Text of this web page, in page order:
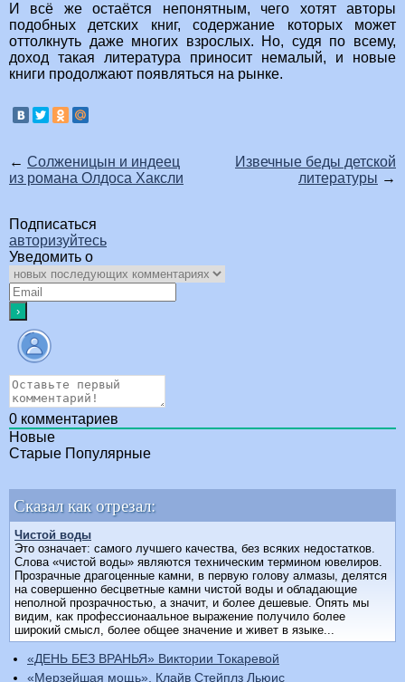
И всё же остаётся непонятным, чего хотят авторы
подобных детских книг, содержание которых может
оттолкнуть даже многих взрослых. Но, судя по всему,
доход такая литература приносит немалый, и новые
книги продолжают появляться на рынке.
← Солженицын и индеец
из романа Олдоса Хаксли
Извечные беды детской
литературы →
Подписаться
авторизуйтесь
Уведомить о
0 комментариев
Новые
Старые Популярные
Сказал как отрезал:
Чистой воды
Это означает: самого лучшего качества, без всяких недостатков.
Слова «чистой воды» являются техническим термином ювелиров.
Прозрачные драгоценные камни, в первую голову алмазы, делятся
на совершенно бесцветные камни чистой воды и обладающие
неполной прозрачностью, а значит, и более дешевые. Опять мы
видим, как профессионаальное выражение получило более
широкий смысл, более общее значение и живет в языке...
«ДЕНЬ БЕЗ ВРАНЬЯ» Виктории Токаревой
«Мерзейшая мощь», Клайв Стейплз Льюис